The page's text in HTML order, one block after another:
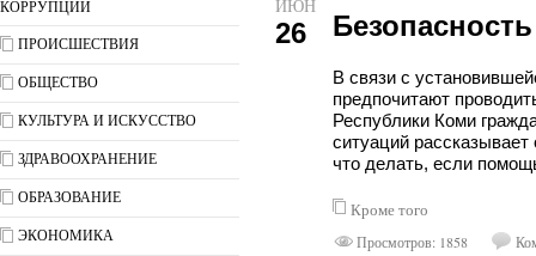
КОРРУПЦИИ
ПРОИСШЕСТВИЯ
ОБЩЕСТВО
КУЛЬТУРА И ИСКУССТВО
ЗДРАВООХРАНЕНИЕ
ОБРАЗОВАНИЕ
ЭКОНОМИКА
ИЮН
26
В связи с
предпочитают
Республики Коми
ситуаций рассказывает
что делать, если
Кроме того
Просмотров: 1858